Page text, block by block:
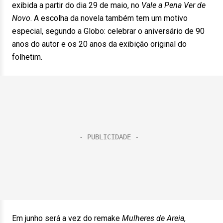
exibida a partir do dia 29 de maio, no Vale a Pena Ver de
Novo. A escolha da novela também tem um motivo
especial, segundo a Globo: celebrar o aniversário de 90
anos do autor e os 20 anos da exibição original do
folhetim.
Em junho será a vez do remake Mulheres de Areia,